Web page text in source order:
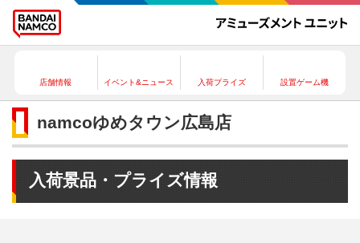
店舗情報 イベント&ニュース 入荷プライズ 設置ゲーム機
namcoゆめタウン広島店
入荷景品・プライズ情報